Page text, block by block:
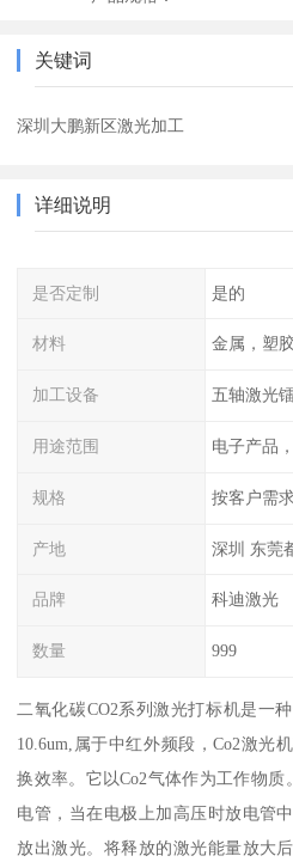
关键词
深圳大鹏新区激光加工
详细说明
是否定制 是的
材料 金属，塑
加工设备 五轴激光
用途范围 电子产品
规格 按客户需
产地 深圳 东莞
品牌 科迪激光
数量 999
二氧化碳CO2系列激光打标机是一
10.6um,属于中红外频段，Co2激光
换效率。它以Co2气体作为工作物
电管，当在电极上加高压时放电管
放出激光。将释放的激光能量放大